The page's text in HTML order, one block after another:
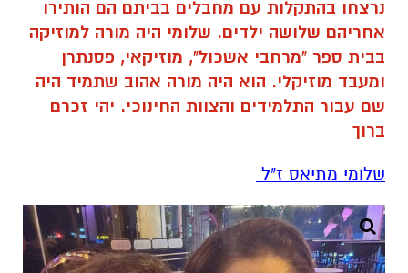
נרצחו בהתקלות עם מחבלים בביתם הם הותירו
אחריהם שלושה ילדים. שלומי היה מורה למוזיקה
בבית ספר "מרחבי אשכול", מוזיקאי, פסנתרן
ומעבד מוזיקלי. הוא היה מורה אהוב שתמיד היה
שם עבור התלמידים והצוות החינוכי. יהי זכרם
ברוך
שלומי מתיאס ז"ל